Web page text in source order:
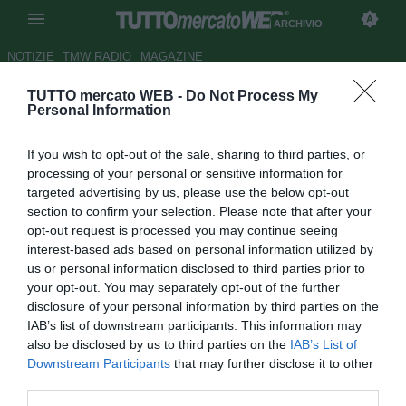
TUTTO mercato WEB - Do Not Process My
Personal Information
If you wish to opt-out of the sale, sharing to third parties, or
processing of your personal or sensitive information for
targeted advertising by us, please use the below opt-out
section to confirm your selection. Please note that after your
opt-out request is processed you may continue seeing
interest-based ads based on personal information utilized by
us or personal information disclosed to third parties prior to
your opt-out. You may separately opt-out of the further
disclosure of your personal information by third parties on the
IAB’s list of downstream participants. This information may
also be disclosed by us to third parties on the IAB’s List of
Downstream Participants that may further disclose it to other
ARCHIVIO
NOTIZIE TMW RADIO MAGAZINE
Foggia, Barbagli o Pezzella per
Autore Mario Ciampi
25.08.2008 12:07
vedi letture
Un solo tassello ed il mosaico nelle mani di Raffaele